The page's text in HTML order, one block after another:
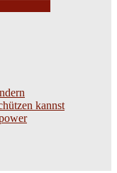
kannst